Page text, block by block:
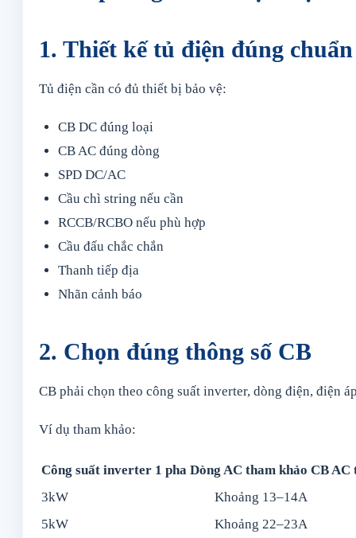
1. Thiết kế tủ điện đúng chuẩn
Tủ điện cần có đủ thiết bị bảo vệ:
CB DC đúng loại
CB AC đúng dòng
SPD DC/AC
Cầu chì string nếu cần
RCCB/RCBO nếu phù hợp
Cầu đấu chắc chắn
Thanh tiếp địa
Nhãn cảnh báo
2. Chọn đúng thông số CB
CB phải chọn theo công suất inverter, dòng điện, điện
Ví dụ tham khảo:
Công suất inverter 1 pha Dòng AC tham khảo CB AC
3kW
Khoảng 13–14A
5kW
Khoảng 22–23A